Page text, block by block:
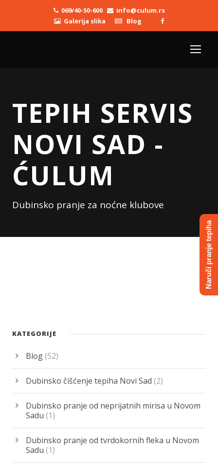
069/40-50-600
info@culum.rs
Galerija slika
Blog
TEPIH SERVIS
NOVI SAD -
ĆULUM
Dubinsko pranje za noćne klubove
KATEGORIJE
Blog(52)
Dubinsko čišćenje tepiha Novi Sad (2)
Dubinsko pranje od neprijatnih mirisa u Novom
Sadu (1)
Dubinsko pranje od tvrdokornih fleka u Novom
Sadu (1)
Naruči pranje tepiha